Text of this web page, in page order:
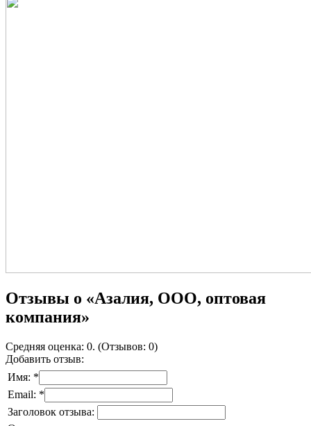
Отзывы о «Азалия, ООО, оптовая
компания»
Средняя оценка: 0. (Отзывов: 0)
Добавить отзыв:
Имя: *
Email: *
Заголовок отзыва: